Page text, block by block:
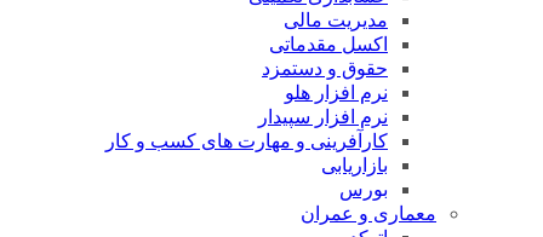
مدیریت مالی
اکسل مقدماتی
حقوق و دستمزد
نرم افزار هلو
نرم افزار سپیدار
کارآفرینی و مهارت های کسب و کار
بازاریابی
بورس
معماری و عمران